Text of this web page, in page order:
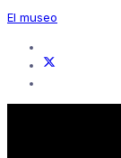
El museo